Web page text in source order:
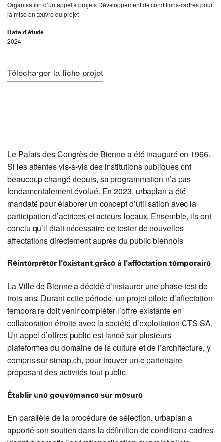
Organisation d’un appel à projets Développement de conditions-cadres pour
la mise en œuvre du projet
Date d'étude
2024
Télécharger la fiche projet
Le Palais des Congrès de Bienne a été inauguré en 1966.
Si les attentes vis-à-vis des institutions publiques ont
beaucoup changé depuis, sa programmation n’a pas
fondamentalement évolué. En 2023, urbaplan a été
mandaté pour élaborer un concept d’utilisation avec la
participation d’actrices et acteurs locaux. Ensemble, ils ont
conclu qu’il était nécessaire de tester de nouvelles
affectations directement auprès du public biennois.
Réinterpréter l’existant grâce à l’affectation temporaire
La Ville de Bienne a décidé d’instaurer une phase-test de
trois ans. Durant cette période, un projet pilote d’affectation
temporaire doit venir compléter l’offre existante en
collaboration étroite avec la société d’exploitation CTS SA.
Un appel d’offres public est lancé sur plusieurs
plateformes du domaine de la culture et de l’architecture, y
compris sur simap.ch, pour trouver un·e partenaire
proposant des activités tout public.
Établir une gouvernance sur mesure
En parallèle de la procédure de sélection, urbaplan a
apporté son soutien dans la définition de conditions-cadres